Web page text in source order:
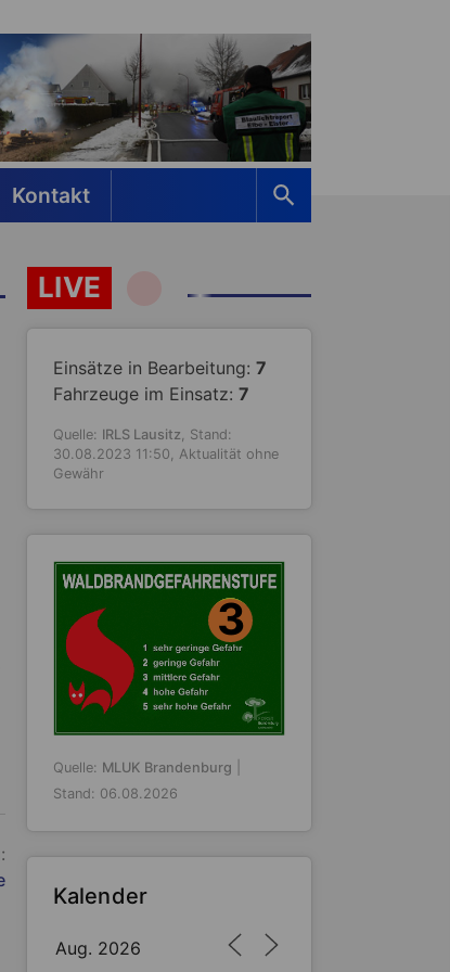
Kontakt
LIVE
Einsätze in Bearbeitung: 7
Fahrzeuge im Einsatz: 7
Quelle: IRLS Lausitz, Stand:
30.08.2023 11:50, Aktualität ohne
Gewähr
3
Quelle: MLUK Brandenburg
Stand: 06.08.2026
Kalender
Aug. 2026